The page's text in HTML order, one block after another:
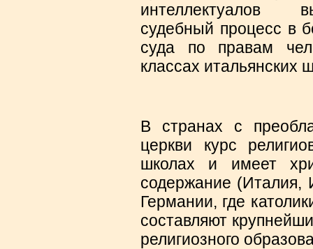
интеллектуалов
судебный процесс в
суда по правам
классах итальянских
В странах с
церкви курс
школах и имеет
содержание (Италия,
Германии, где
составляют
религиозного